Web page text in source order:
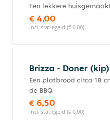
Een lekkere
€ 4,00
incl. statiegeld (€ 0,00)
Brizza - Doner (kip)
Een platbrood circa 18
de BBQ
€ 6,50
incl. statiegeld (€ 0,00)